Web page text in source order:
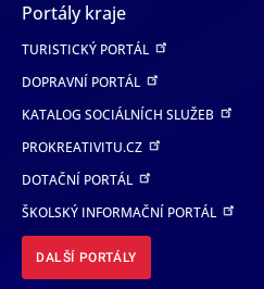
Portály kraje
TURISTICKÝ PORTÁL
DOPRAVNÍ PORTÁL
KATALOG SOCIÁLNÍCH SLUŽEB
PROKREATIVITU.CZ
DOTAČNÍ PORTÁL
ŠKOLSKÝ INFORMAČNÍ PORTÁL
DALŠÍ PORTÁLY